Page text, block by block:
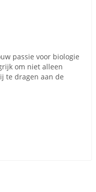
passie voor biologie
om niet alleen
te dragen aan de